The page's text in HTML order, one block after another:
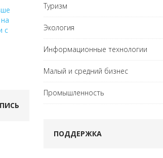
с
Туризм
Экология
Информационные технологии
Малый и средний бизнес
Промышленность
ПОДДЕРЖКА